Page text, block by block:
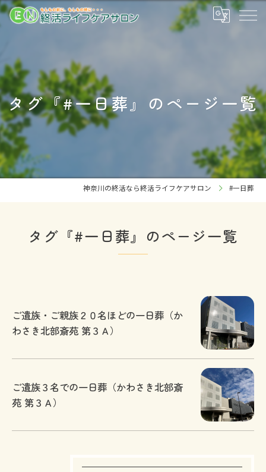
タグ『#一日葬』のページ一覧
神奈川の終活なら終活ライフケアサロン #一日葬
タグ『#一日葬』のページ一覧
ご遺族・ご親族２０名ほどの一日葬（か
わさき北部斎苑 第３Ａ）
ご遺族３名での一日葬（かわさき北部斎
苑 第３Ａ）